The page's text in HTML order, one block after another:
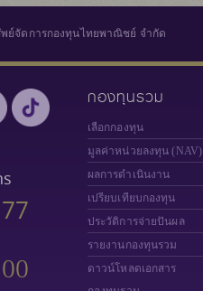
ย์จัดการกองทุนไทยพาณิชย์ จำกัด
กองทุนรวม
เลือกกองทุน
มูลค่าหน่วยลงทุน (NAV)
ผลการดำเนินงาน
เปรียบเทียบกองทุน
ประวัติการจ่ายปันผล
รายงานกองทุนรวม
ดาวน์โหลดเอกสาร